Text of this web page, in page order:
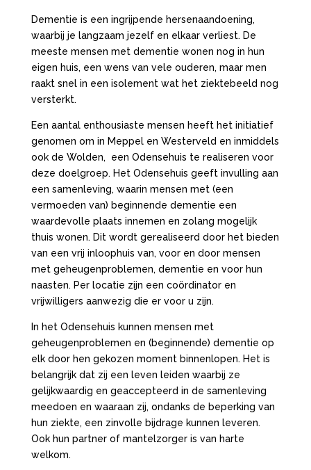
Dementie is een ingrijpende hersenaandoening,
waarbij je langzaam jezelf en elkaar verliest. De
meeste mensen met dementie wonen nog in hun
eigen huis, een wens van vele ouderen, maar men
raakt snel in een isolement wat het ziektebeeld nog
versterkt.
Een aantal enthousiaste mensen heeft het initiatief
genomen om in Meppel en Westerveld en inmiddels
ook de Wolden, een Odensehuis te realiseren voor
deze doelgroep. Het Odensehuis geeft invulling aan
een samenleving, waarin mensen met (een
vermoeden van) beginnende dementie een
waardevolle plaats innemen en zolang mogelijk
thuis wonen. Dit wordt gerealiseerd door het bieden
van een vrij inloophuis van, voor en door mensen
met geheugenproblemen, dementie en voor hun
naasten. Per locatie zijn een coördinator en
vrijwilligers aanwezig die er voor u zijn.
In het Odensehuis kunnen mensen met
geheugenproblemen en (beginnende) dementie op
elk door hen gekozen moment binnenlopen. Het is
belangrijk dat zij een leven leiden waarbij ze
gelijkwaardig en geaccepteerd in de samenleving
meedoen en waaraan zij, ondanks de beperking van
hun ziekte, een zinvolle bijdrage kunnen leveren.
Ook hun partner of mantelzorger is van harte
welkom.